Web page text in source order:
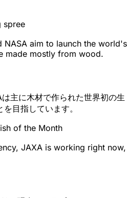
spree
NASA aim to launch the world's
made mostly from wood.
主に木材で作られた世界初の生
目指しています。
of the Month
JAXA is working right now,